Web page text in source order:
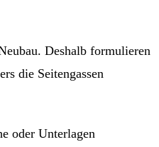
Deshalb formulieren
die Seitengassen
oder Unterlagen